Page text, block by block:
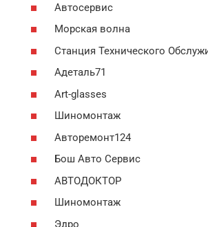
Автосервис
Морская волна
Станция Технического
Адеталь71
Art-glasses
Шиномонтаж
Авторемонт124
Бош Авто Сервис
АВТОДОКТОР
Шиномонтаж
Эдро